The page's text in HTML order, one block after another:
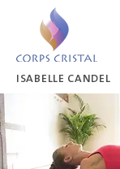
ISABELLE CANDEL